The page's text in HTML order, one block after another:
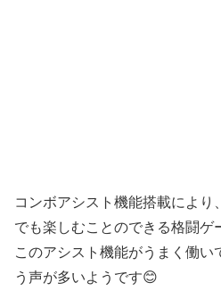
コンボアシスト機能搭載により
でも楽しむことのできる格闘ゲ
このアシスト機能がうまく働い
う声が多いようです😊